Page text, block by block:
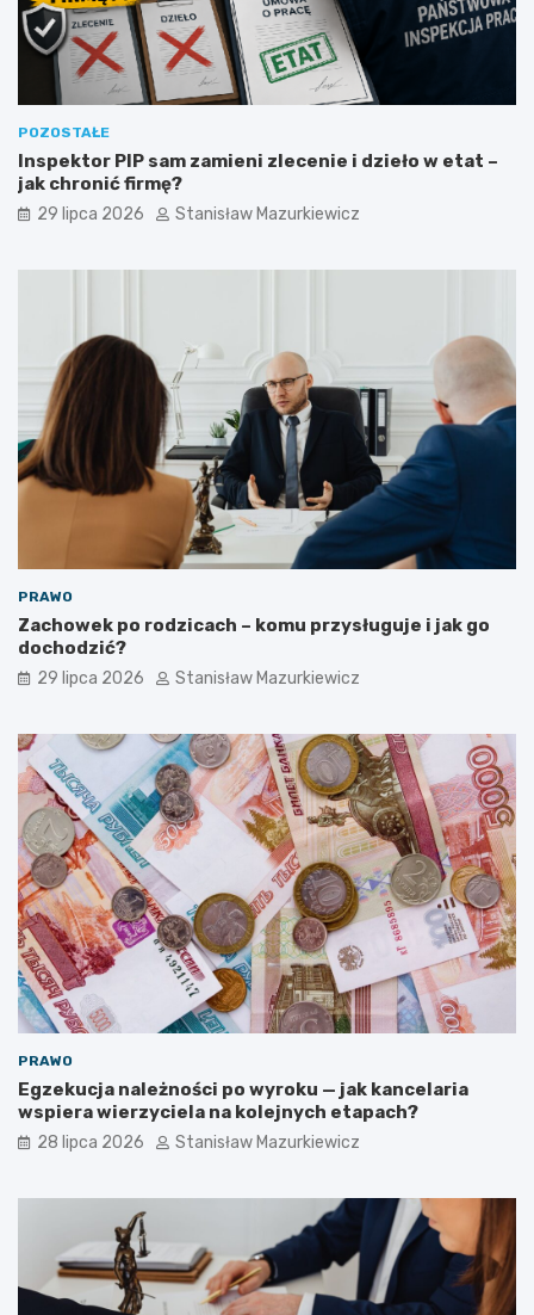
POZOSTAŁE
Inspektor PIP sam zamieni zlecenie i dzieło w etat –
jak chronić firmę?
29 lipca 2026 Stanisław Mazurkiewicz
PRAWO
Zachowek po rodzicach – komu przysługuje i jak go
dochodzić?
29 lipca 2026 Stanisław Mazurkiewicz
PRAWO
Egzekucja należności po wyroku — jak kancelaria
wspiera wierzyciela na kolejnych etapach?
28 lipca 2026 Stanisław Mazurkiewicz